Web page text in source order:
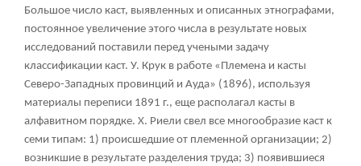
Большое число каст, выявленных и описанных этнографами,
постоянное увеличение этого числа в результате новых
исследований поставили перед учеными задачу
классификации каст. У. Крук в работе «Племена и касты
Северо-Западных провинций и Ауда» (1896), используя
материалы переписи 1891 г., еще располагал касты в
алфавитном порядке. X. Риели свел все многообразие каст к
семи типам: 1) происшедшие от племенной организации; 2)
возникшие в результате разделения труда; 3) появившиеся